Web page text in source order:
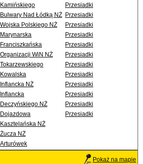
Kamińskiego
Przesiadki
Bulwary Nad Łódką NŻ Przesiadki
Wojska Polskiego NŻ
Przesiadki
Marynarska
Przesiadki
Franciszkańska
Przesiadki
Organizacji WiN NŻ
Przesiadki
Tokarzewskiego
Przesiadki
Kowalska
Przesiadki
Inflancka NŻ
Przesiadki
Inflancka
Przesiadki
Deczyńskiego NŻ
Przesiadki
Dojazdowa
Przesiadki
Kasztelańska NŻ
Żucza NŻ
Arturówek
Pokaż na mapie